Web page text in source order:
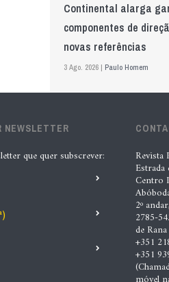
Continental alarga
componentes de
novas referências
3 Ago. 2026 | Paulo Homem
controlo de qualidade
5 Ago. 2026 | Nádia Conceição
GS Pro Tyres assume
exclusiva da Laufenn
Paulo Homem
“A INDASA procura
NEWSLETTER
que quer subscrever: Revista
Centro
2º
2785-
de Rana
+351
+351